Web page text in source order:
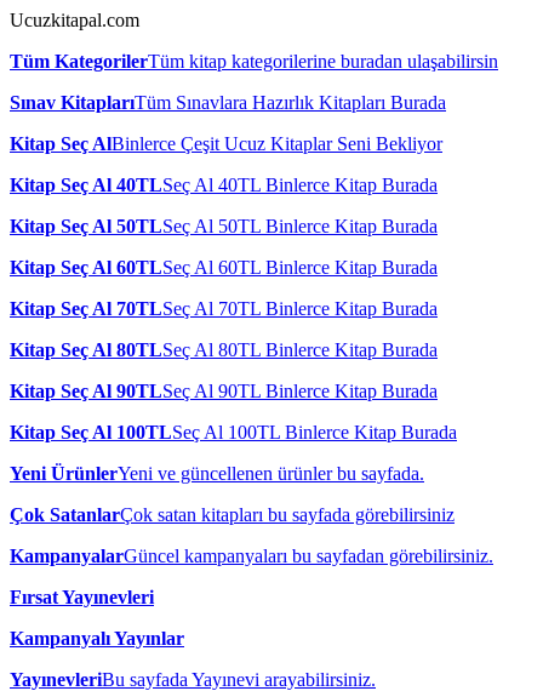
Ucuzkitapal.com
Tüm KategorilerTüm kitap kategorilerine buradan ulaşabilirsin
Sınav KitaplarıTüm Sınavlara Hazırlık Kitapları Burada
Kitap Seç AlBinlerce Çeşit Ucuz Kitaplar Seni Bekliyor
Kitap Seç Al 40TLSeç Al 40TL Binlerce Kitap Burada
Kitap Seç Al 50TLSeç Al 50TL Binlerce Kitap Burada
Kitap Seç Al 60TLSeç Al 60TL Binlerce Kitap Burada
Kitap Seç Al 70TLSeç Al 70TL Binlerce Kitap Burada
Kitap Seç Al 80TLSeç Al 80TL Binlerce Kitap Burada
Kitap Seç Al 90TLSeç Al 90TL Binlerce Kitap Burada
Kitap Seç Al 100TLSeç Al 100TL Binlerce Kitap Burada
Yeni ÜrünlerYeni ve güncellenen ürünler bu sayfada.
Çok SatanlarÇok satan kitapları bu sayfada görebilirsiniz
KampanyalarGüncel kampanyaları bu sayfadan görebilirsiniz.
Fırsat Yayınevleri
Kampanyalı Yayınlar
YayınevleriBu sayfada Yayınevi arayabilirsiniz.